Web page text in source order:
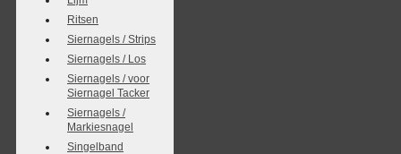
Ritsen
Siernagels / Strips
Siernagels / Los
Siernagels / voor
Siernagel Tacker
Siernagels /
Markiesnagel
Singelband